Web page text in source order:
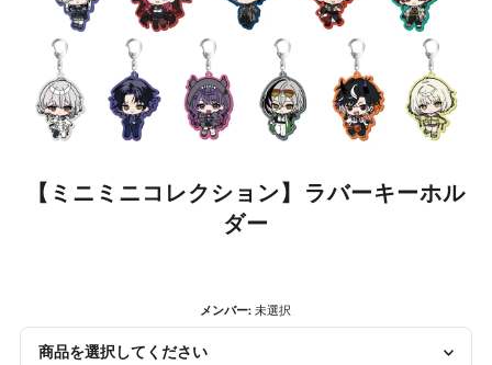
【ミニミニコレクション】ラバーキーホル
ダー
メンバー: 未選択
商品を選択してください